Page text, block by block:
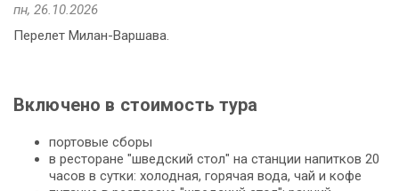
пн, 26.10.2026
Перелет Милан-Варшава.
Включено в стоимость тура
портовые сборы
в ресторане "шведский стол" на станции напитков 20
часов в сутки: холодная, горячая вода, чай и кофе